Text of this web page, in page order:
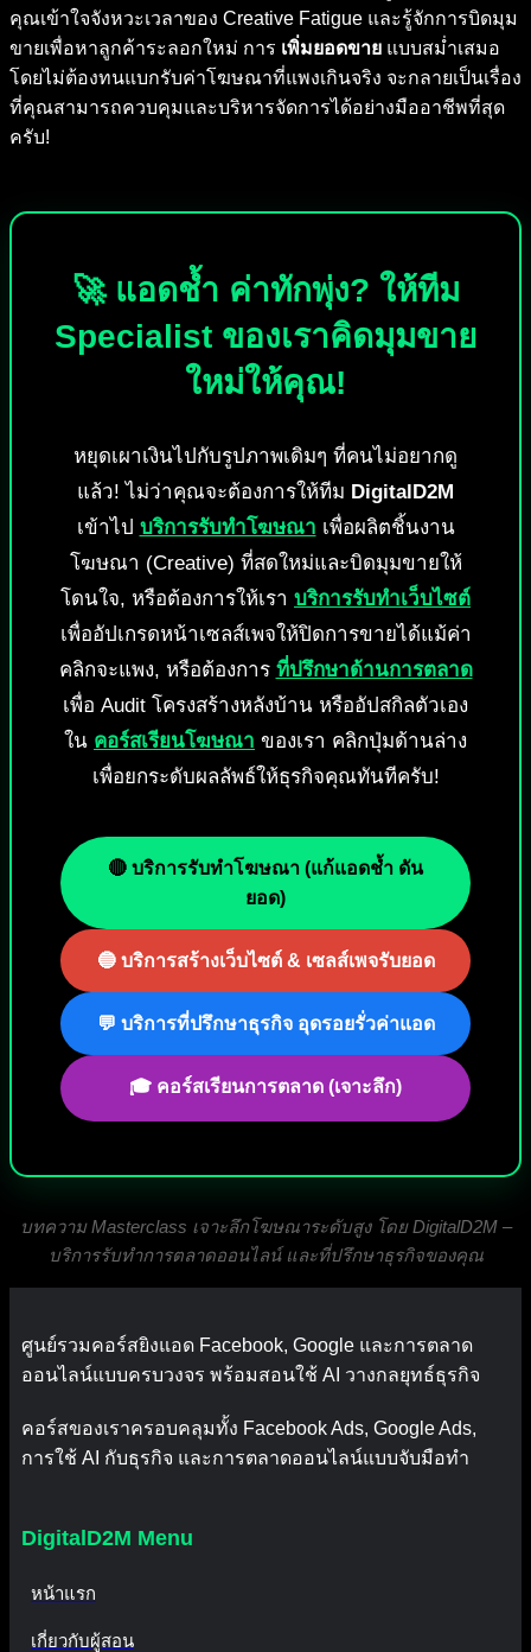
คุณเข้าใจจังหวะเวลาของ Creative Fatigue และรู้จักการบิดมุม
ขายเพื่อหาลูกค้าระลอกใหม่ การ เพิ่มยอดขาย แบบสม่ำเสมอ
โดยไม่ต้องทนแบกรับค่าโฆษณาที่แพงเกินจริง จะกลายเป็นเรื่อง
ที่คุณสามารถควบคุมและบริหารจัดการได้อย่างมืออาชีพที่สุด
ครับ!
🚀 แอดช้ำ ค่าทักพุ่ง? ให้ทีม
Specialist ของเราคิดมุมขาย
ใหม่ให้คุณ!
หยุดเผาเงินไปกับรูปภาพเดิมๆ ที่คนไม่อยากดู
แล้ว! ไม่ว่าคุณจะต้องการให้ทีม DigitalD2M
เข้าไป บริการรับทำโฆษณา เพื่อผลิตชิ้นงาน
โฆษณา (Creative) ที่สดใหม่และบิดมุมขายให้
โดนใจ, หรือต้องการให้เรา บริการรับทำเว็บไซต์
เพื่ออัปเกรดหน้าเซลส์เพจให้ปิดการขายได้แม้ค่า
คลิกจะแพง, หรือต้องการ ที่ปรึกษาด้านการตลาด
เพื่อ Audit โครงสร้างหลังบ้าน หรืออัปสกิลตัวเอง
ใน คอร์สเรียนโฆษณา ของเรา คลิกปุ่มด้านล่าง
เพื่อยกระดับผลลัพธ์ให้ธุรกิจคุณทันทีครับ!
🔴 บริการรับทำโฆษณา (แก้แอดช้ำ ดัน
ยอด)
🔵 บริการสร้างเว็บไซต์ & เซลส์เพจรับยอด
💬 บริการที่ปรึกษาธุรกิจ อุดรอยรั่วค่าแอด
🎓 คอร์สเรียนการตลาด (เจาะลึก)
บทความ Masterclass เจาะลึกโฆษณาระดับสูง โดย DigitalD2M –
บริการรับทำการตลาดออนไลน์ และที่ปรึกษาธุรกิจของคุณ
ศูนย์รวมคอร์สยิงแอด Facebook, Google และการตลาด
ออนไลน์แบบครบวงจร พร้อมสอนใช้ AI วางกลยุทธ์ธุรกิจ
คอร์สของเราครอบคลุมทั้ง Facebook Ads, Google Ads,
การใช้ AI กับธุรกิจ และการตลาดออนไลน์แบบจับมือทำ
DigitalD2M Menu
หน้าแรก
เกี่ยวกับผู้สอน